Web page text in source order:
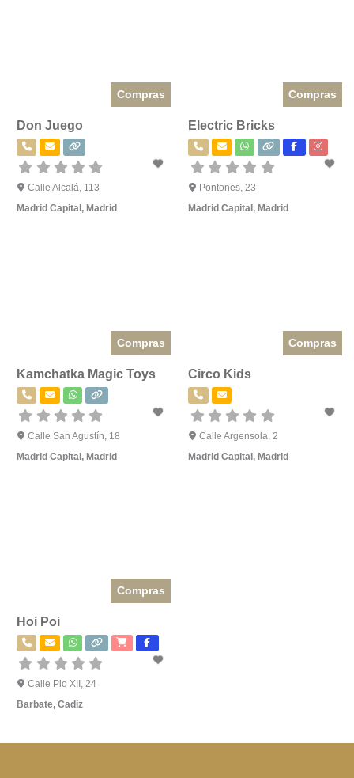
Compras
Don Juego
Calle Alcalá, 113
Madrid Capital , Madrid
Compras
Electric Bricks
Pontones, 23
Madrid Capital , Madrid
Compras
Kamchatka Magic Toys
Calle San Agustín, 18
Madrid Capital, Madrid
Compras
Circo Kids
Calle Argensola, 2
Madrid Capital,Madrid
Compras
Hoi Poi
Calle Pio XII, 24
Barbate, Cadiz